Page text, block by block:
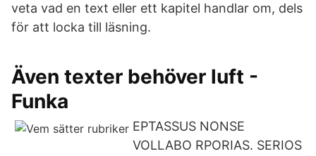
veta vad en text eller ett kapitel handlar om, dels
för att locka till läsning.
Även texter behöver luft -
Funka
EPTASSUS NONSE
VOLLABO RPORIAS. SERIOS